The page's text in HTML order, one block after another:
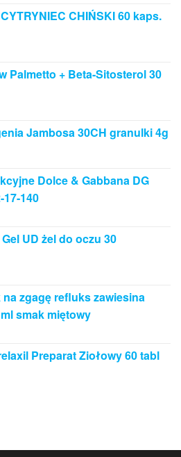
CHIŃSKI 60 kaps.
Palmetto + Beta-Sitosterol 30
Jambosa 30CH granulki 4g
Dolce & Gabbana DG
17-140
UD żel do oczu 30
zgagę refluks zawiesina
smak miętowy
Preparat Ziołowy 60 tabl